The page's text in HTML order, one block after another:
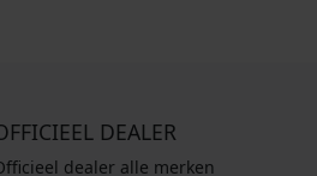
DEALER
dealer alle merken